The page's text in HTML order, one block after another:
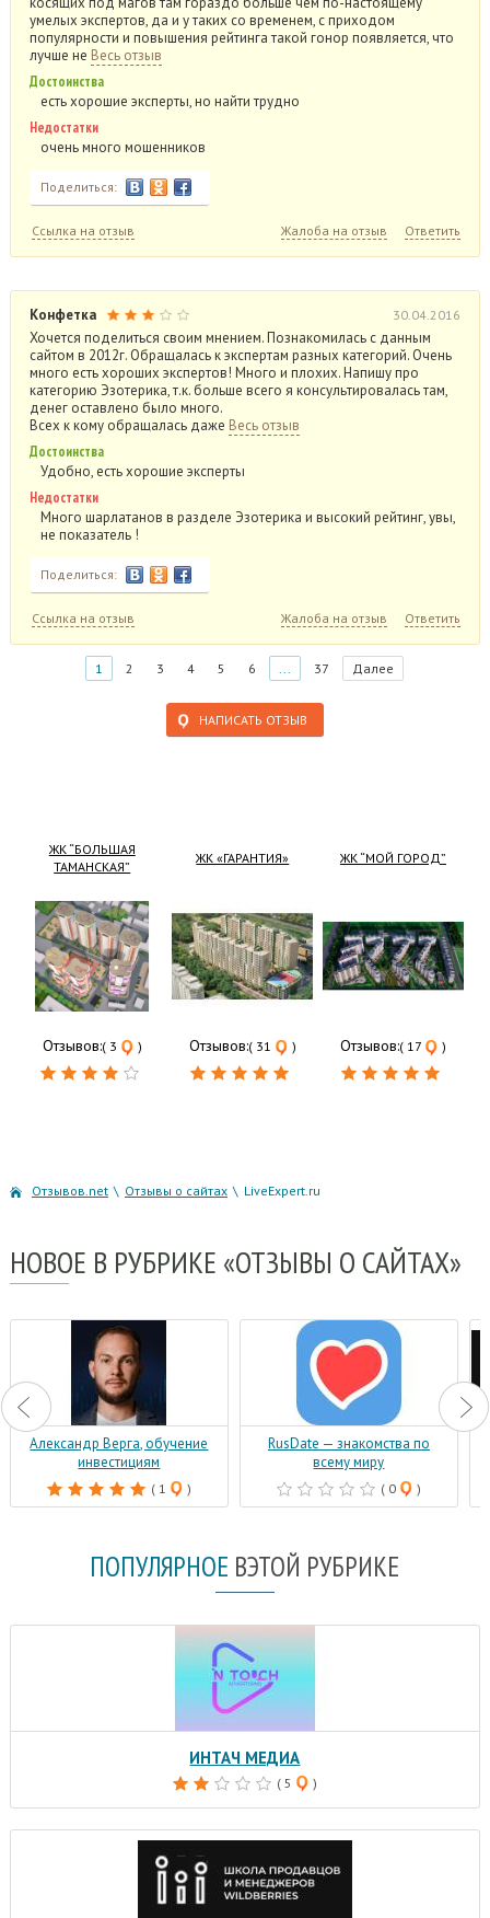
умелых экспертов, да и у таких со временем, с приходом
популярности и повышения рейтинга такой гонор появляется, что
лучше не Весь отзыв
Достоинства
есть хорошие эксперты, но найти трудно
Недостатки
очень много мошенников
Поделиться:
Ссылка на отзыв Жалоба на отзыв Ответить
Конфетка 30.04.2016
Хочется поделиться своим мнением. Познакомилась с данным
сайтом в 2012г. Обращалась к экспертам разных категорий. Очень
много есть хороших экспертов! Много и плохих. Напишу про
категорию Эзотерика, т.к. больше всего я консультировалась там,
денег оставлено было много.
Всех к кому обращалась даже Весь отзыв
Достоинства
Удобно, есть хорошие эксперты
Недостатки
Много шарлатанов в разделе Эзотерика и высокий рейтинг, увы,
не показатель !
Поделиться:
Ссылка на отзыв Жалоба на отзыв Ответить
1 2 3 4 5 6 ... 37 Далее
НАПИСАТЬ ОТЗЫВ
ЖК “БОЛЬШАЯ
ТАМАНСКАЯ”
Отзывов:( 3 )
ЖК «ГАРАНТИЯ»
Отзывов:( 31 )
ЖК “МОЙ ГОРОД”
Отзывов:( 17 )
Отзывов.net \ Отзывы о сайтах \ LiveExpert.ru
НОВОЕ В РУБРИКЕ «ОТЗЫВЫ О САЙТАХ»
Александр Верга, обучение
инвестициям
( 1 )
RusDate — знакомства по
всему миру
( 0 )
ПОПУЛЯРНОЕ ВЭТОЙ РУБРИКЕ
ИНТАЧ МЕДИА
( 5 )